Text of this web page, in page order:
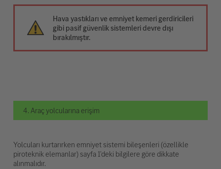
Hava yastıkları ve emniyet kemeri gerdiricileri
gibi pasif güvenlik sistemleri devre dışı
bırakılmıştır.
4. Araç yolcularına erişim
Yolcuları kurtarırken emniyet sistemi bileşenleri (özellikle
piroteknik elemanlar) sayfa 1'deki bilgilere göre dikkate
alınmalıdır.